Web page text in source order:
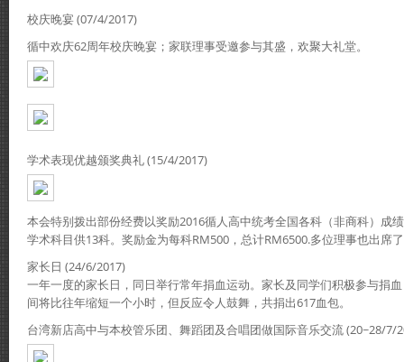
校庆晚宴 (07/4/2017)
循中欢庆62周年校庆晚宴；家联理事受邀参与其盛，欢聚大礼堂。
学术表现优越颁奖典礼 (15/4/2017)
本会特别拨出部份经费以奖励2016循人高中统考全国各科（非商科）成
学术科目供13科。奖励金为每科RM500，总计RM6500.多位理事也出席
家长日 (24/6/2017)
一年一度的家长日，同日举行常年捐血运动。家长及同学们积极参与捐
间将比往年缩短一个小时，但反应令人鼓舞，共捐出617血包。
台湾新店高中与本校管乐团、舞蹈团及合唱团做国际音乐交流 (20~28/7/